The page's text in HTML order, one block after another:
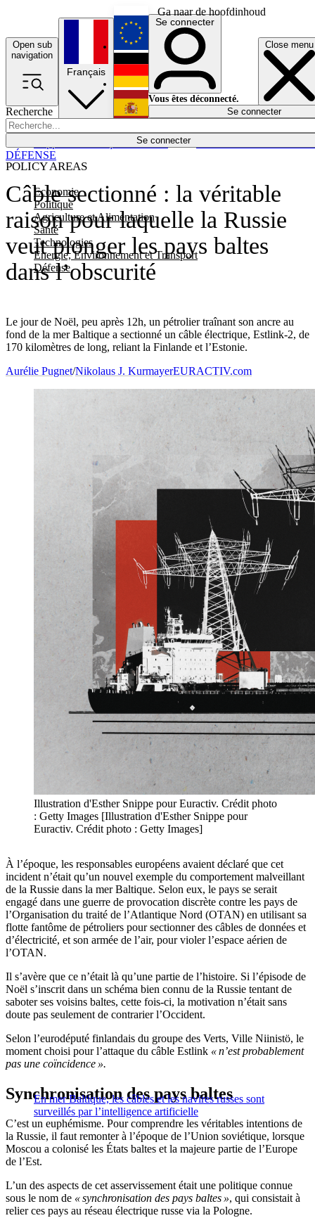
Ga naar de hoofdinhoud
Open sub
navigation
Close menu
Recherche
Se connecter
POLICY AREAS
Economie
Politique
Agriculture et Alimentation
Santé
Technologies
Energie, Environnement et Transport
Défense
Économie
Français
English
Deutsch
Español
Se connecter
Vous êtes déconnecté.
Se connecter
Câble sectionné : la véritable
raison pour laquelle la Russie
veut plonger les pays baltes
dans l’obscurité
Le jour de Noël, peu après 12h, un pétrolier traînant son ancre au
fond de la mer Baltique a sectionné un câble électrique, Estlink-2, de
170 kilomètres de long, reliant la Finlande et l’Estonie.
DÉFENSE
Aurélie Pugnet/Nikolaus J. KurmayerEURACTIV.com
Illustration d'Esther Snippe pour Euractiv. Crédit photo
: Getty Images [Illustration d'Esther Snippe pour
Euractiv. Crédit photo : Getty Images]
À l’époque, les responsables européens avaient déclaré que cet
incident n’était qu’un nouvel exemple du comportement malveillant
de la Russie dans la mer Baltique. Selon eux, le pays se serait
engagé dans une guerre de provocation discrète contre les pays de
l’Organisation du traité de l’Atlantique Nord (OTAN) en utilisant sa
flotte fantôme de pétroliers pour sectionner des câbles de données et
d’électricité, et son armée de l’air, pour violer l’espace aérien de
l’OTAN.
Il s’avère que ce n’était là qu’une partie de l’histoire. Si l’épisode de
Noël s’inscrit dans un schéma bien connu de la Russie tentant de
saboter ses voisins baltes, cette fois-ci, la motivation n’était sans
doute pas seulement de contrarier l’Occident.
Selon l’eurodéputé finlandais du groupe des Verts, Ville Niinistö, le
moment choisi pour l’attaque du câble Estlink « n’est probablement
pas une coïncidence ».
En mer Baltique, les câbles et les navires russes sont
surveillés par l’intelligence artificielle
Synchronisation des pays baltes
C’est un euphémisme. Pour comprendre les véritables intentions de
la Russie, il faut remonter à l’époque de l’Union soviétique, lorsque
Moscou a colonisé les États baltes et la majeure partie de l’Europe
de l’Est.
L’un des aspects de cet asservissement était une politique connue
sous le nom de « synchronisation des pays baltes », qui consistait à
relier ces pays au réseau électrique russe via la Pologne.